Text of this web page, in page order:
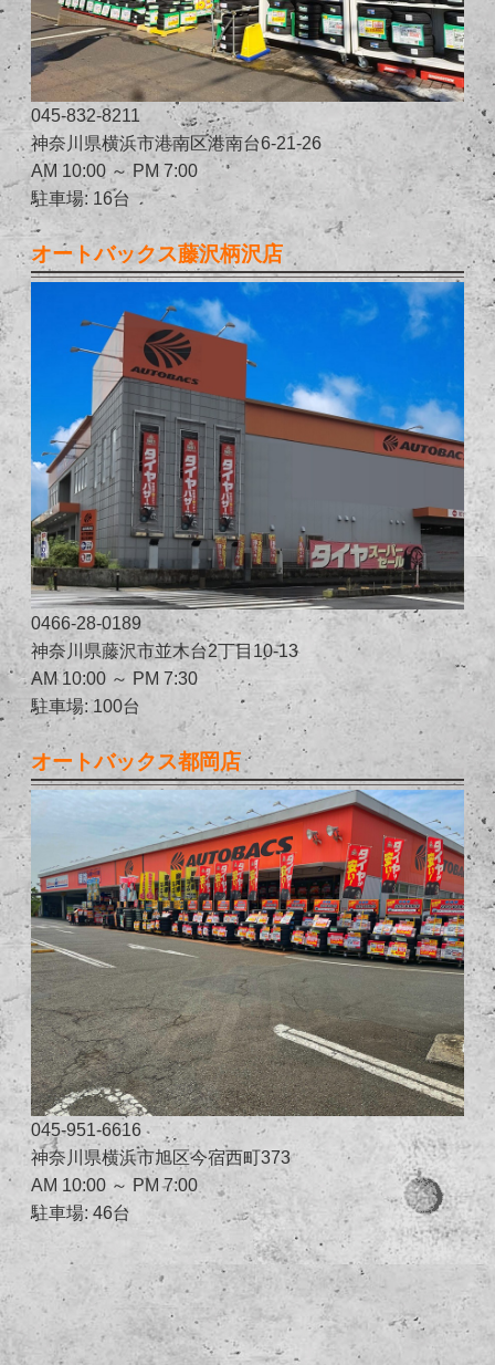
045-832-8211
神奈川県横浜市港南区港南台6-21-26
AM 10:00 ～ PM 7:00
駐車場: 16台
オートバックス藤沢柄沢店
0466-28-0189
神奈川県藤沢市並木台2丁目10-13
AM 10:00 ～ PM 7:30
駐車場: 100台
オートバックス都岡店
045-951-6616
神奈川県横浜市旭区今宿西町373
AM 10:00 ～ PM 7:00
駐車場: 46台